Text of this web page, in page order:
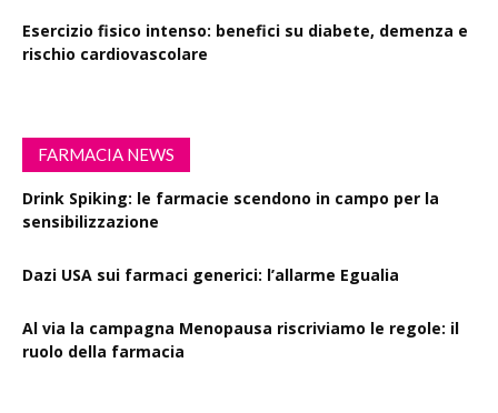
Esercizio fisico intenso: benefici su diabete, demenza e
rischio cardiovascolare
FARMACIA NEWS
Drink Spiking: le farmacie scendono in campo per la
sensibilizzazione
Dazi USA sui farmaci generici: l’allarme Egualia
Al via la campagna Menopausa riscriviamo le regole: il
ruolo della farmacia